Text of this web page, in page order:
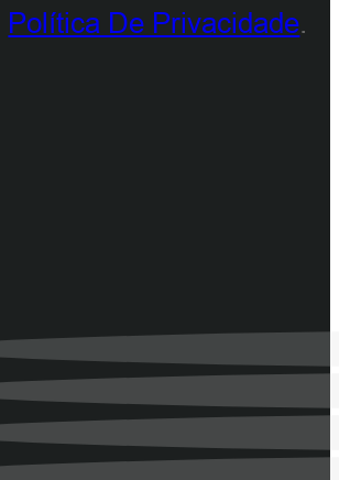
Política De Privacidade.